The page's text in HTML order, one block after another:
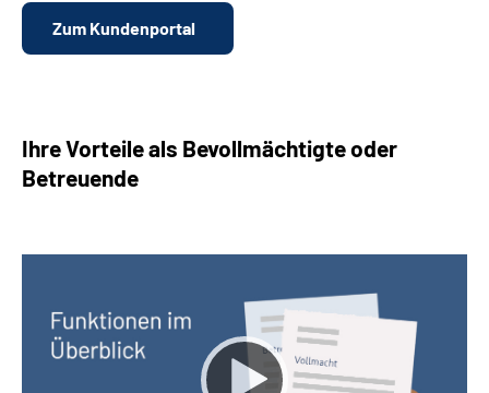
Zum Kundenportal
Ihre Vorteile als Bevollmächtigte oder
Betreuende